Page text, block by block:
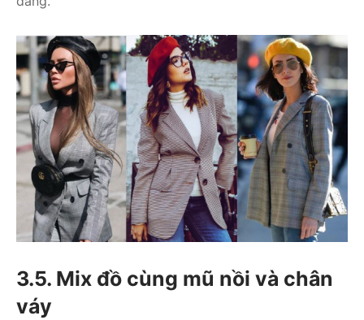
3.5. Mix đồ cùng mũ nồi và chân
váy